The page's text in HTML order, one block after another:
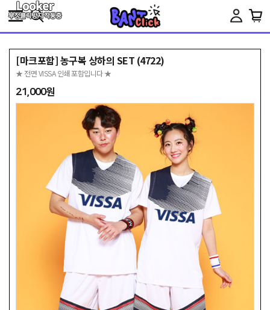
Toggle
[마크포함] 농구복 상하의 SET (4722)
★ 전면 VISSA 인쇄 포함입니다 ★
21,000원